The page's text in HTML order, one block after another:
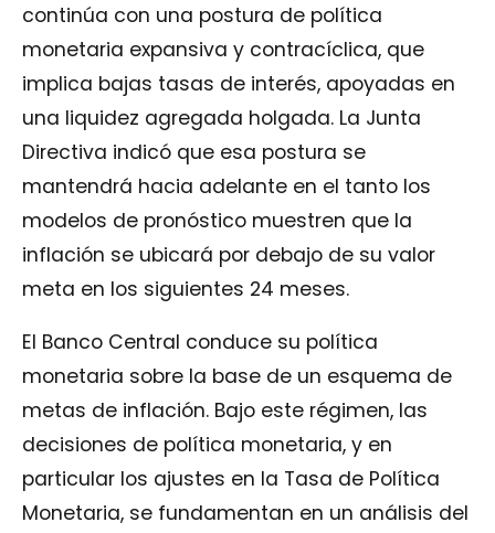
continúa con una postura de política
monetaria expansiva y contracíclica, que
implica bajas tasas de interés, apoyadas en
una liquidez agregada holgada. La Junta
Directiva indicó que esa postura se
mantendrá hacia adelante en el tanto los
modelos de pronóstico muestren que la
inflación se ubicará por debajo de su valor
meta en los siguientes 24 meses.
El Banco Central conduce su política
monetaria sobre la base de un esquema de
metas de inflación. Bajo este régimen, las
decisiones de política monetaria, y en
particular los ajustes en la Tasa de Política
Monetaria, se fundamentan en un análisis del